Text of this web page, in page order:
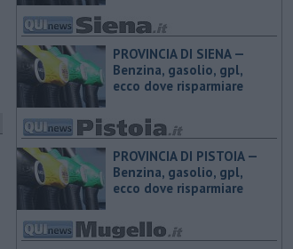
PROVINCIA DI SIENA — ​
Benzina, gasolio, gpl,
ecco dove risparmiare
PROVINCIA DI PISTOIA — ​
Benzina, gasolio, gpl,
ecco dove risparmiare